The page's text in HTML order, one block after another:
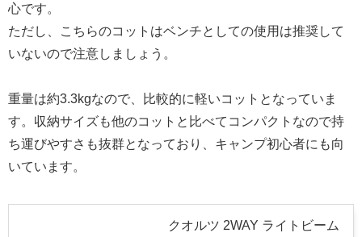
心です。
ただし、こちらのコットはベンチとしての使用は推奨して
いないので注意しましょう。
重量は約3.3kgなので、比較的に軽いコットとなっていま
す。収納サイズも他のコットと比べてコンパクトなので持
ち運びやすさも抜群となっており、キャンプ初心者にも向
いています。
クオルツ 2WAY ライトビーム